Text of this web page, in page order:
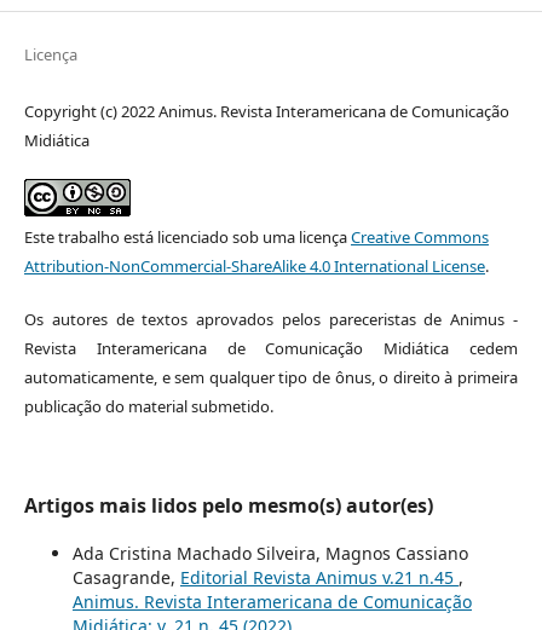
Licença
Copyright (c) 2022 Animus. Revista Interamericana de Comunicação
Midiática
Este trabalho está licenciado sob uma licençaCreative Commons
Attribution-NonCommercial-ShareAlike 4.0 International License.
Os autores de textos aprovados pelos pareceristas de Animus -
Revista Interamericana de Comunicação Midiática cedem
automaticamente, e sem qualquer tipo de ônus, o direito à primeira
publicação do material submetido.
Artigos mais lidos pelo mesmo(s) autor(es)
Ada Cristina Machado Silveira, Magnos Cassiano
Casagrande, Editorial Revista Animus v.21 n.45 ,
Animus. Revista Interamericana de Comunicação
Midiática: v. 21 n. 45 (2022)